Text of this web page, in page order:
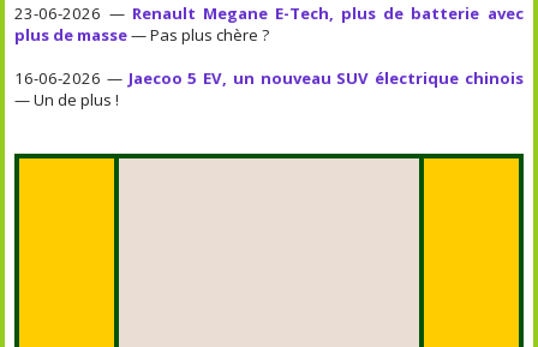
23-06-2026 — Renault Megane E-Tech, plus de batterie avec
plus de masse— Pas plus chère ?
16-06-2026 — Jaecoo 5 EV, un nouveau SUV électrique chinois
— Un de plus !